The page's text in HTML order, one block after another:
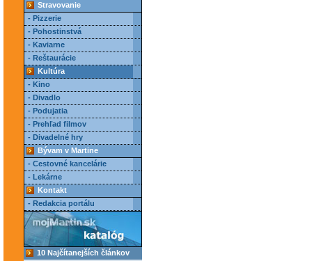
Stravovanie
- Pizzerie
- Pohostinstvá
- Kaviarne
- Reštaurácie
Kultúra
- Kino
- Divadlo
- Podujatia
- Prehľad filmov
- Divadelné hry
Bývam v Martine
- Cestovné kancelárie
- Lekárne
Kontakt
- Redakcia portálu
10 Najčítanejších článkov